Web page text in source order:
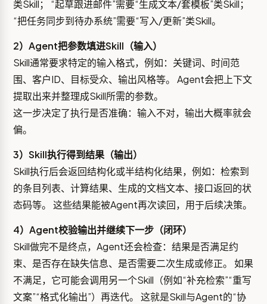
类Skill； “起草跟进邮件”需要“生成文本/套模板”类Skill；
“把任务同步到待办系统”需要“写入/更新”类Skill。
2）Agent把参数填进Skill（输入）
Skill通常要求特定的输入格式，例如：关键词、时间范
围、客户ID、目标受众、输出风格等。 Agent会把上下文
提取出来并整理成Skill所需的参数。
这一步决定了执行是否准确：输入不对，输出大概率就会
偏。
3）Skill执行得到结果（输出）
Skill执行后会返回结构化或半结构化结果，例如：检索到
的条目列表、计算结果、生成的文档文本、接口返回的状
态码等。 这些结果能被Agent再次读回，用于后续决策。
4）Agent校验输出并继续下一步（闭环）
Skill做完不是终点，Agent还会检查：结果是否满足约
束、是否存在缺失信息、是否需要二次生成或修正。 如果
不满足，它可能会调用另一个Skill（例如“补充检索”“重写
文案”“格式化输出”）再迭代。 这就是Skill与Agent的“协